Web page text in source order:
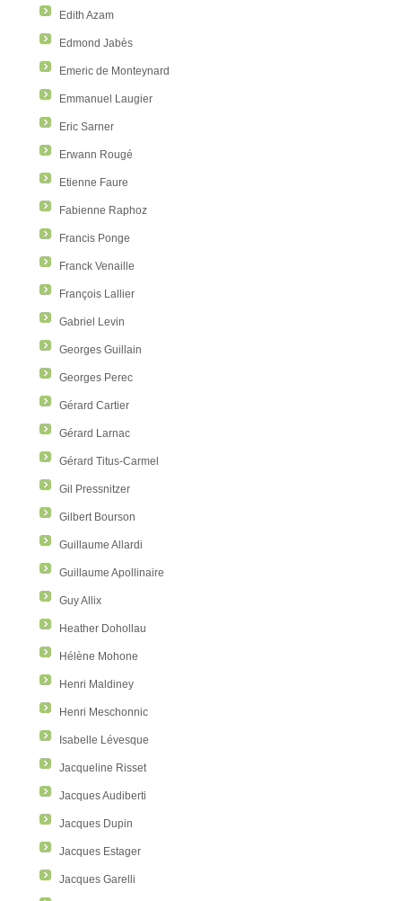
Edith Azam
Edmond Jabès
Emeric de Monteynard
Emmanuel Laugier
Eric Sarner
Erwann Rougé
Etienne Faure
Fabienne Raphoz
Francis Ponge
Franck Venaille
François Lallier
Gabriel Levin
Georges Guillain
Georges Perec
Gérard Cartier
Gérard Larnac
Gérard Titus-Carmel
Gil Pressnitzer
Gilbert Bourson
Guillaume Allardi
Guillaume Apollinaire
Guy Allix
Heather Dohollau
Hélène Mohone
Henri Maldiney
Henri Meschonnic
Isabelle Lévesque
Jacqueline Risset
Jacques Audiberti
Jacques Dupin
Jacques Estager
Jacques Garelli